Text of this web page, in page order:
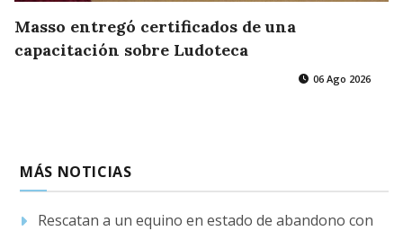
Masso entregó certificados de una
capacitación sobre Ludoteca
06 Ago 2026
MÁS NOTICIAS
Rescatan a un equino en estado de abandono con